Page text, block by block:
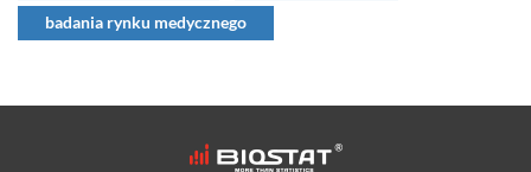
badania rynku medycznego